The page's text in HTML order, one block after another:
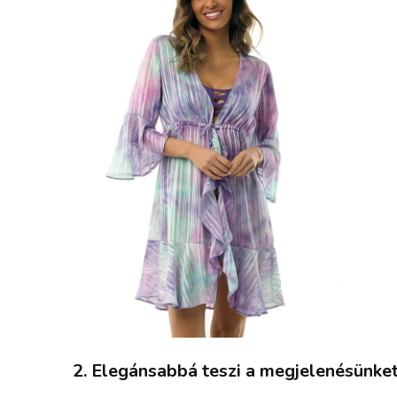
2. Elegánsabbá teszi a